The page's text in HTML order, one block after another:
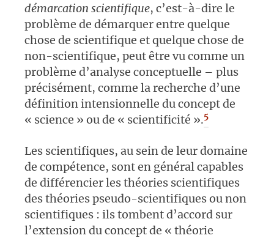
démarcation scientifique, c’est-à-dire le
problème de démarquer entre quelque
chose de scientifique et quelque chose de
non-scientifique, peut être vu comme un
problème d’analyse conceptuelle – plus
précisément, comme la recherche d’une
définition intensionnelle du concept de
« science » ou de « scientificité ».5
Les scientifiques, au sein de leur domaine
de compétence, sont en général capables
de différencier les théories scientifiques
des théories pseudo-scientifiques ou non
scientifiques : ils tombent d’accord sur
l’extension du concept de « théorie